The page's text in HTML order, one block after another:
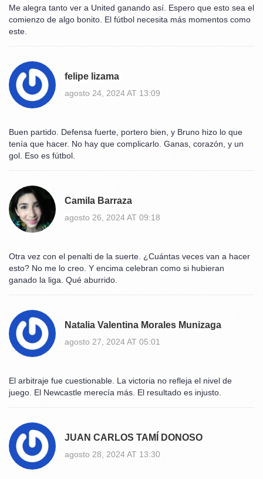
Me alegra tanto ver a United ganando así. Espero que esto sea el
comienzo de algo bonito. El fútbol necesita más momentos como
este.
felipe lizama
agosto 24, 2024 AT 13:09
Buen partido. Defensa fuerte, portero bien, y Bruno hizo lo que
tenía que hacer. No hay que complicarlo. Ganas, corazón, y un
gol. Eso es fútbol.
Camila Barraza
agosto 26, 2024 AT 09:18
Otra vez con el penalti de la suerte. ¿Cuántas veces van a hacer
esto? No me lo creo. Y encima celebran como si hubieran
ganado la liga. Qué aburrido.
Natalia Valentina Morales Munizaga
agosto 27, 2024 AT 05:01
El arbitraje fue cuestionable. La victoria no refleja el nivel de
juego. El Newcastle merecía más. El resultado es injusto.
JUAN CARLOS TAMÍ DONOSO
agosto 28, 2024 AT 13:30